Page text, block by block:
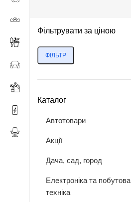
Фільтрувати за ціною
Мінімальна
Найбільша
ФІЛЬТР
Каталог
Автотовари
Акції
Дача, сад, город
Електроніка та побутова
техніка